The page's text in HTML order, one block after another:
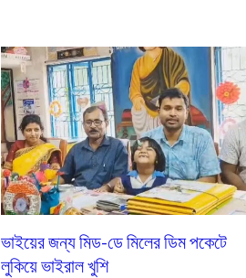
ভাইয়ের জন্য মিড-ডে মিলের ডিম পকেটে
লুকিয়ে ভাইরাল খুশি